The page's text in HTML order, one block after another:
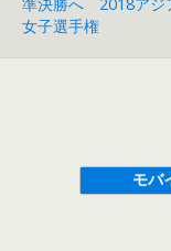
女子選手権
モバ